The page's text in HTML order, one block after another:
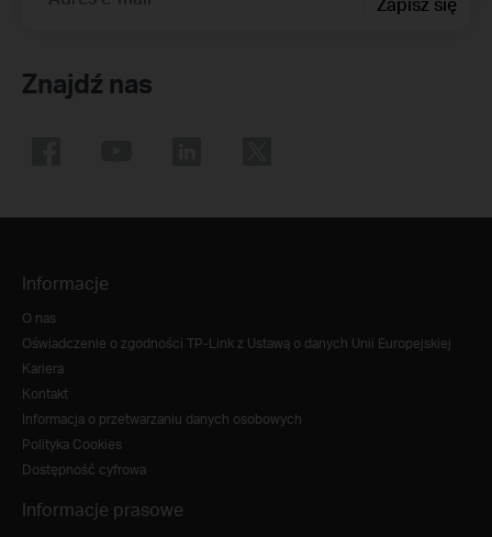
Znajdź nas
Informacje
O nas
Oświadczenie o zgodności TP-Link z Ustawą o danych Unii Europejskiej
Kariera
Kontakt
Informacja o przetwarzaniu danych osobowych
Polityka Cookies
Dostępność cyfrowa
Informacje prasowe